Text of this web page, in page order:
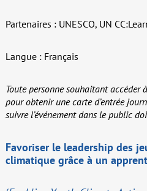
Partenaires : UNESCO, UN
Langue : Français
Toute personne souhaitant accéder
pour obtenir une carte d’entrée
suivre l’événement dans le public
Favoriser le leadership des
climatique grâce à un